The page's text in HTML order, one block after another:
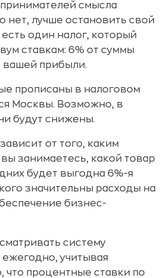
смысла
нет, лучше остановить свой
один налог, который
ставкам: 6% от суммы
вашей прибыли.
прописаны в налоговом
Москвы. Возможно, в
будут снижены.
от того, каким
занимаетесь, какой товар
будет выгодна 6%-я
значительны расходы на
бизнес-
систему
учитывая
что процентные ставки по